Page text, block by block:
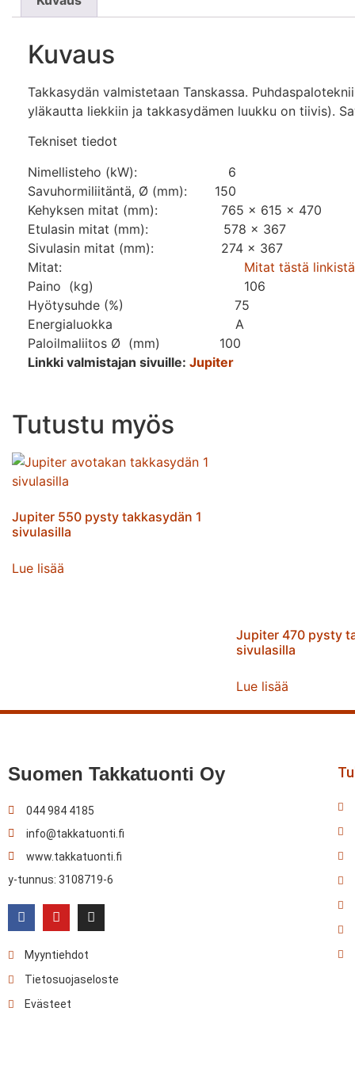
Kuvaus
Takkasydän valmistetaan Tanskassa.
yläkautta liekkiin ja takkasydämen luukku on tiivis).
Tekniset tiedot
Nimellisteho (kW): 6
Savuhormiliitäntä, Ø (mm): 150
Kehyksen mitat (mm): 765 x 615 x 470
Etulasin mitat (mm): 578 x 367
Sivulasin mitat (mm): 274 x 367
Mitat: Mitat tästä linkistä
Paino (kg) 106
Hyötysuhde (%) 75
Energialuokka A
Paloilmaliitos Ø (mm) 100
Linkki valmistajan sivuille: Jupiter
Tutustu myös
Jupiter 550 pysty takkasydän 1
sivulasilla
Lue lisää
Jupiter 470 pysty
sivulasilla
Lue lisää
Suomen Takkatuonti Oy
044 984 4185
info@takkatuonti.fi
www.takkatuonti.fi
y-tunnus: 3108719-6
Myyntiehdot
Tietosuojaseloste
Evästeet